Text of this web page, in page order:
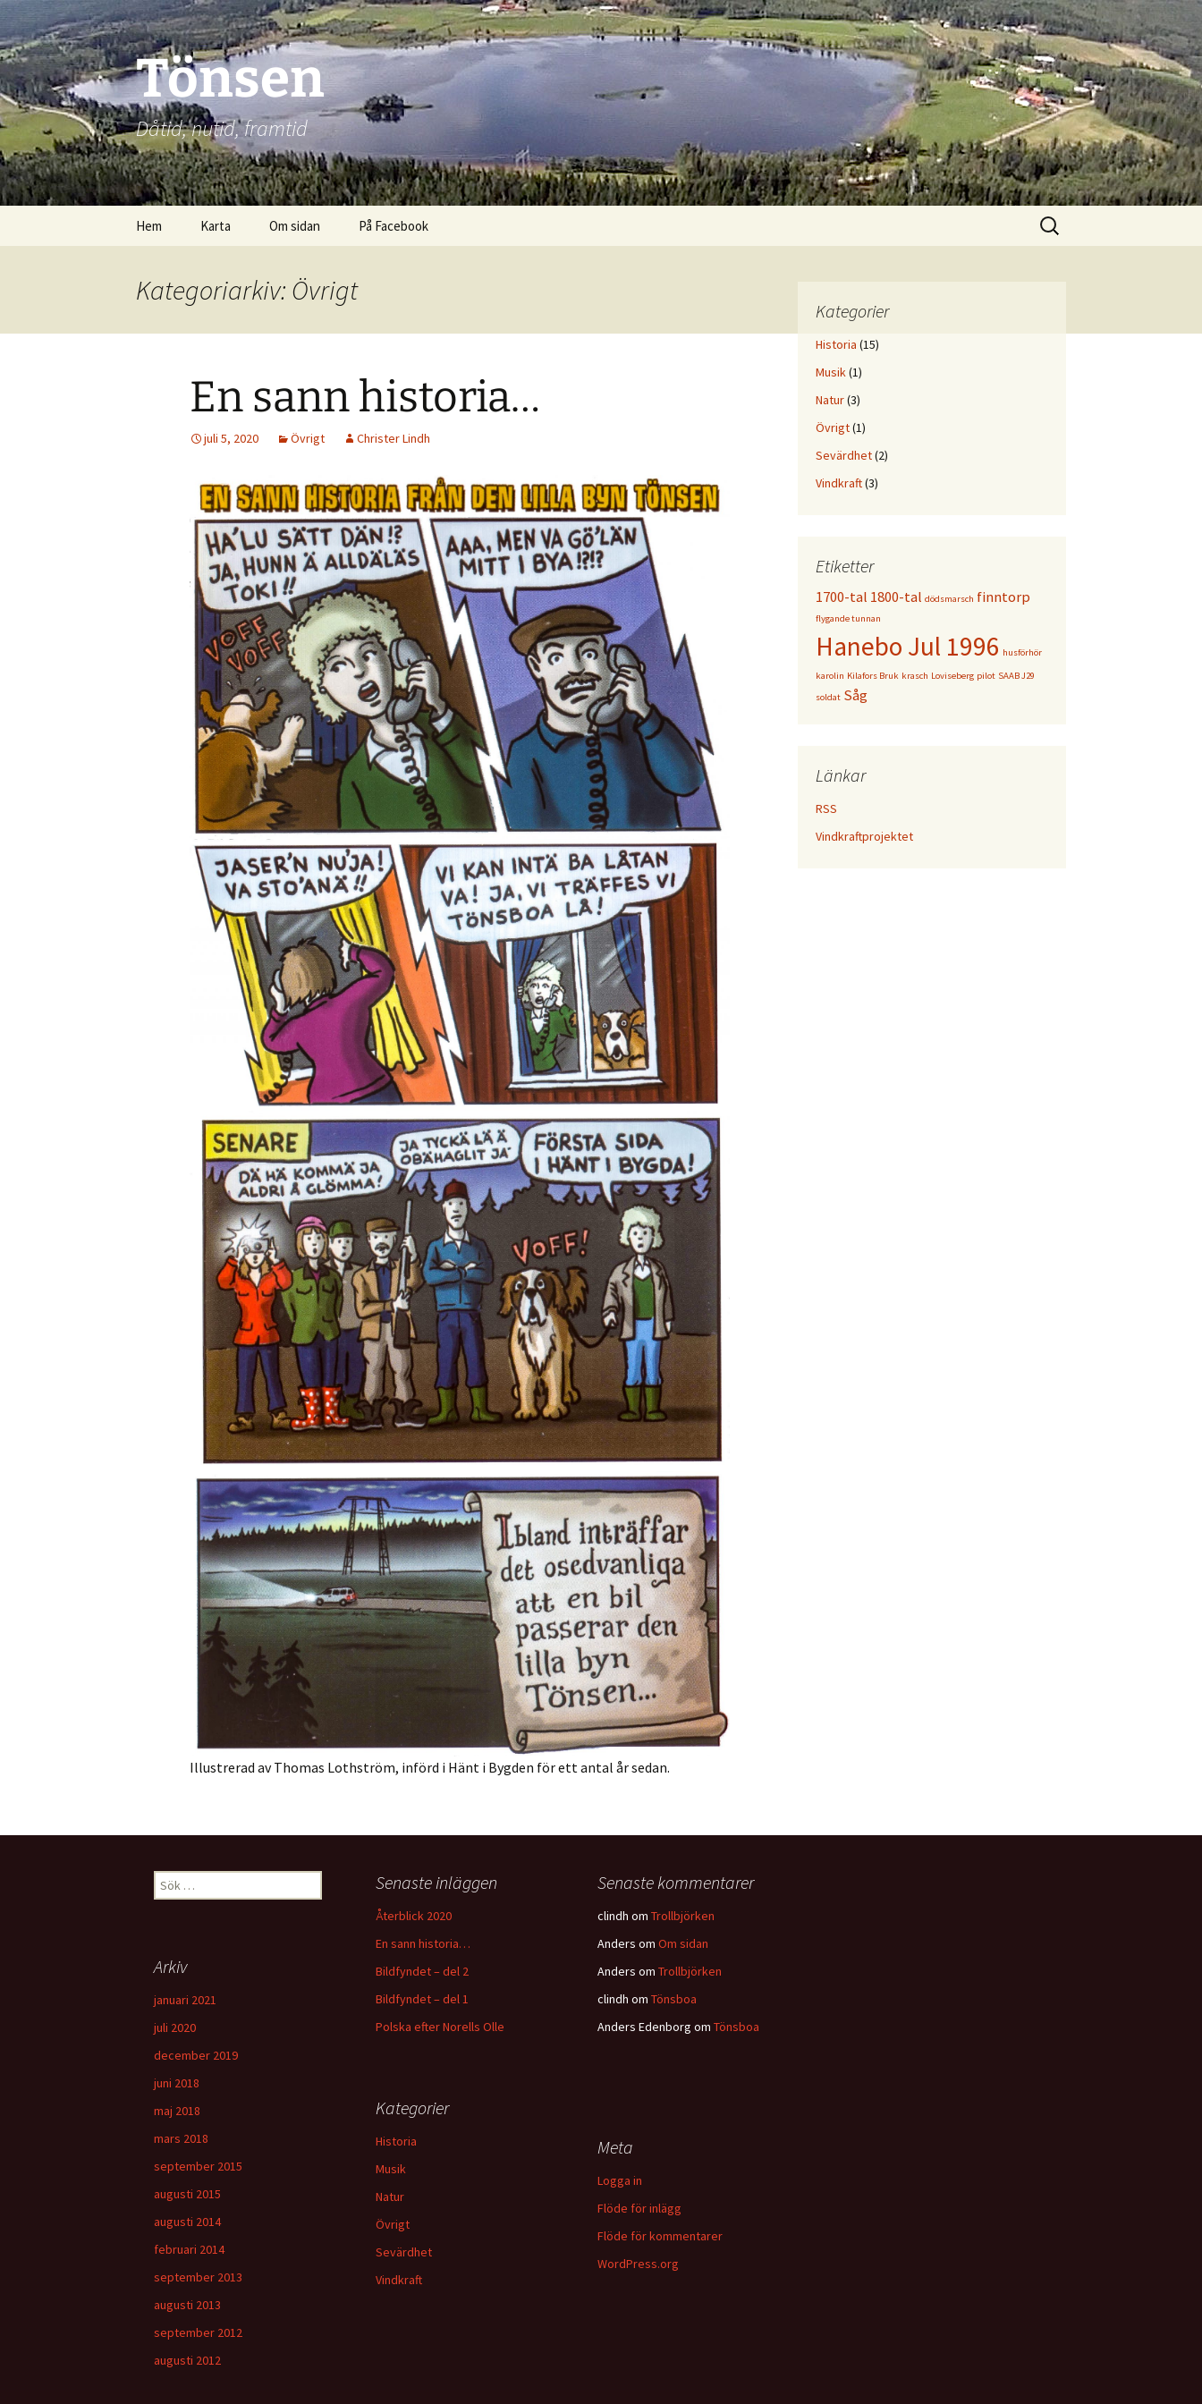
Hoppa
till
innehåll
Tönsen
Dåtid, nutid, framtid
Hem Karta Om sidan På Facebook
Sök
efter:
Kategoriarkiv: Övrigt
En sann historia…
juli 5, 2020 Övrigt Christer Lindh
Illustrerad av Thomas Lothström, införd i Hänt i Bygden för ett antal år sedan.
Kategorier
Historia (15)
Musik(1)
Natur(3)
Övrigt(1)
Sevärdhet(2)
Vindkraft(3)
Etiketter
1700-tal 1800-tal dödsmarsch finntorp
flygande tunnan
Hanebo Jul 1996 husförhör
karolin Kilafors Bruk krasch Loviseberg pilot SAAB J29
soldat Såg
Länkar
RSS
Vindkraftprojektet
Sök
efter:
Senaste inläggen
Återblick 2020
En sann historia…
Bildfyndet – del 2
Bildfyndet – del 1
Polska efter Norells Olle
Senaste kommentarer
clindh om Trollbjörken
Anders om Om sidan
Anders om Trollbjörken
clindh om Tönsboa
Anders Edenborg om Tönsboa
Arkiv
januari 2021
juli 2020
december 2019
juni 2018
maj 2018
mars 2018
september 2015
augusti 2015
augusti 2014
februari 2014
september 2013
augusti 2013
september 2012
augusti 2012
Kategorier
Historia
Musik
Natur
Övrigt
Sevärdhet
Vindkraft
Meta
Logga in
Flöde för inlägg
Flöde för kommentarer
WordPress.org